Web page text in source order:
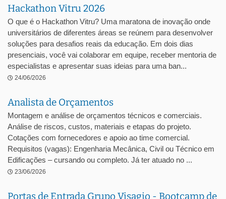
Hackathon Vitru 2026
O que é o Hackathon Vitru? Uma maratona de inovação onde
universitários de diferentes áreas se reúnem para desenvolver
soluções para desafios reais da educação. Em dois dias
presenciais, você vai colaborar em equipe, receber mentoria de
especialistas e apresentar suas ideias para uma ban...
24/06/2026
Analista de Orçamentos
Montagem e análise de orçamentos técnicos e comerciais.
Análise de riscos, custos, materiais e etapas do projeto.
Cotações com fornecedores e apoio ao time comercial.
Requisitos (vagas): Engenharia Mecânica, Civil ou Técnico em
Edificações – cursando ou completo. Já ter atuado no ...
23/06/2026
Portas de Entrada Grupo Visagio - Bootcamp de